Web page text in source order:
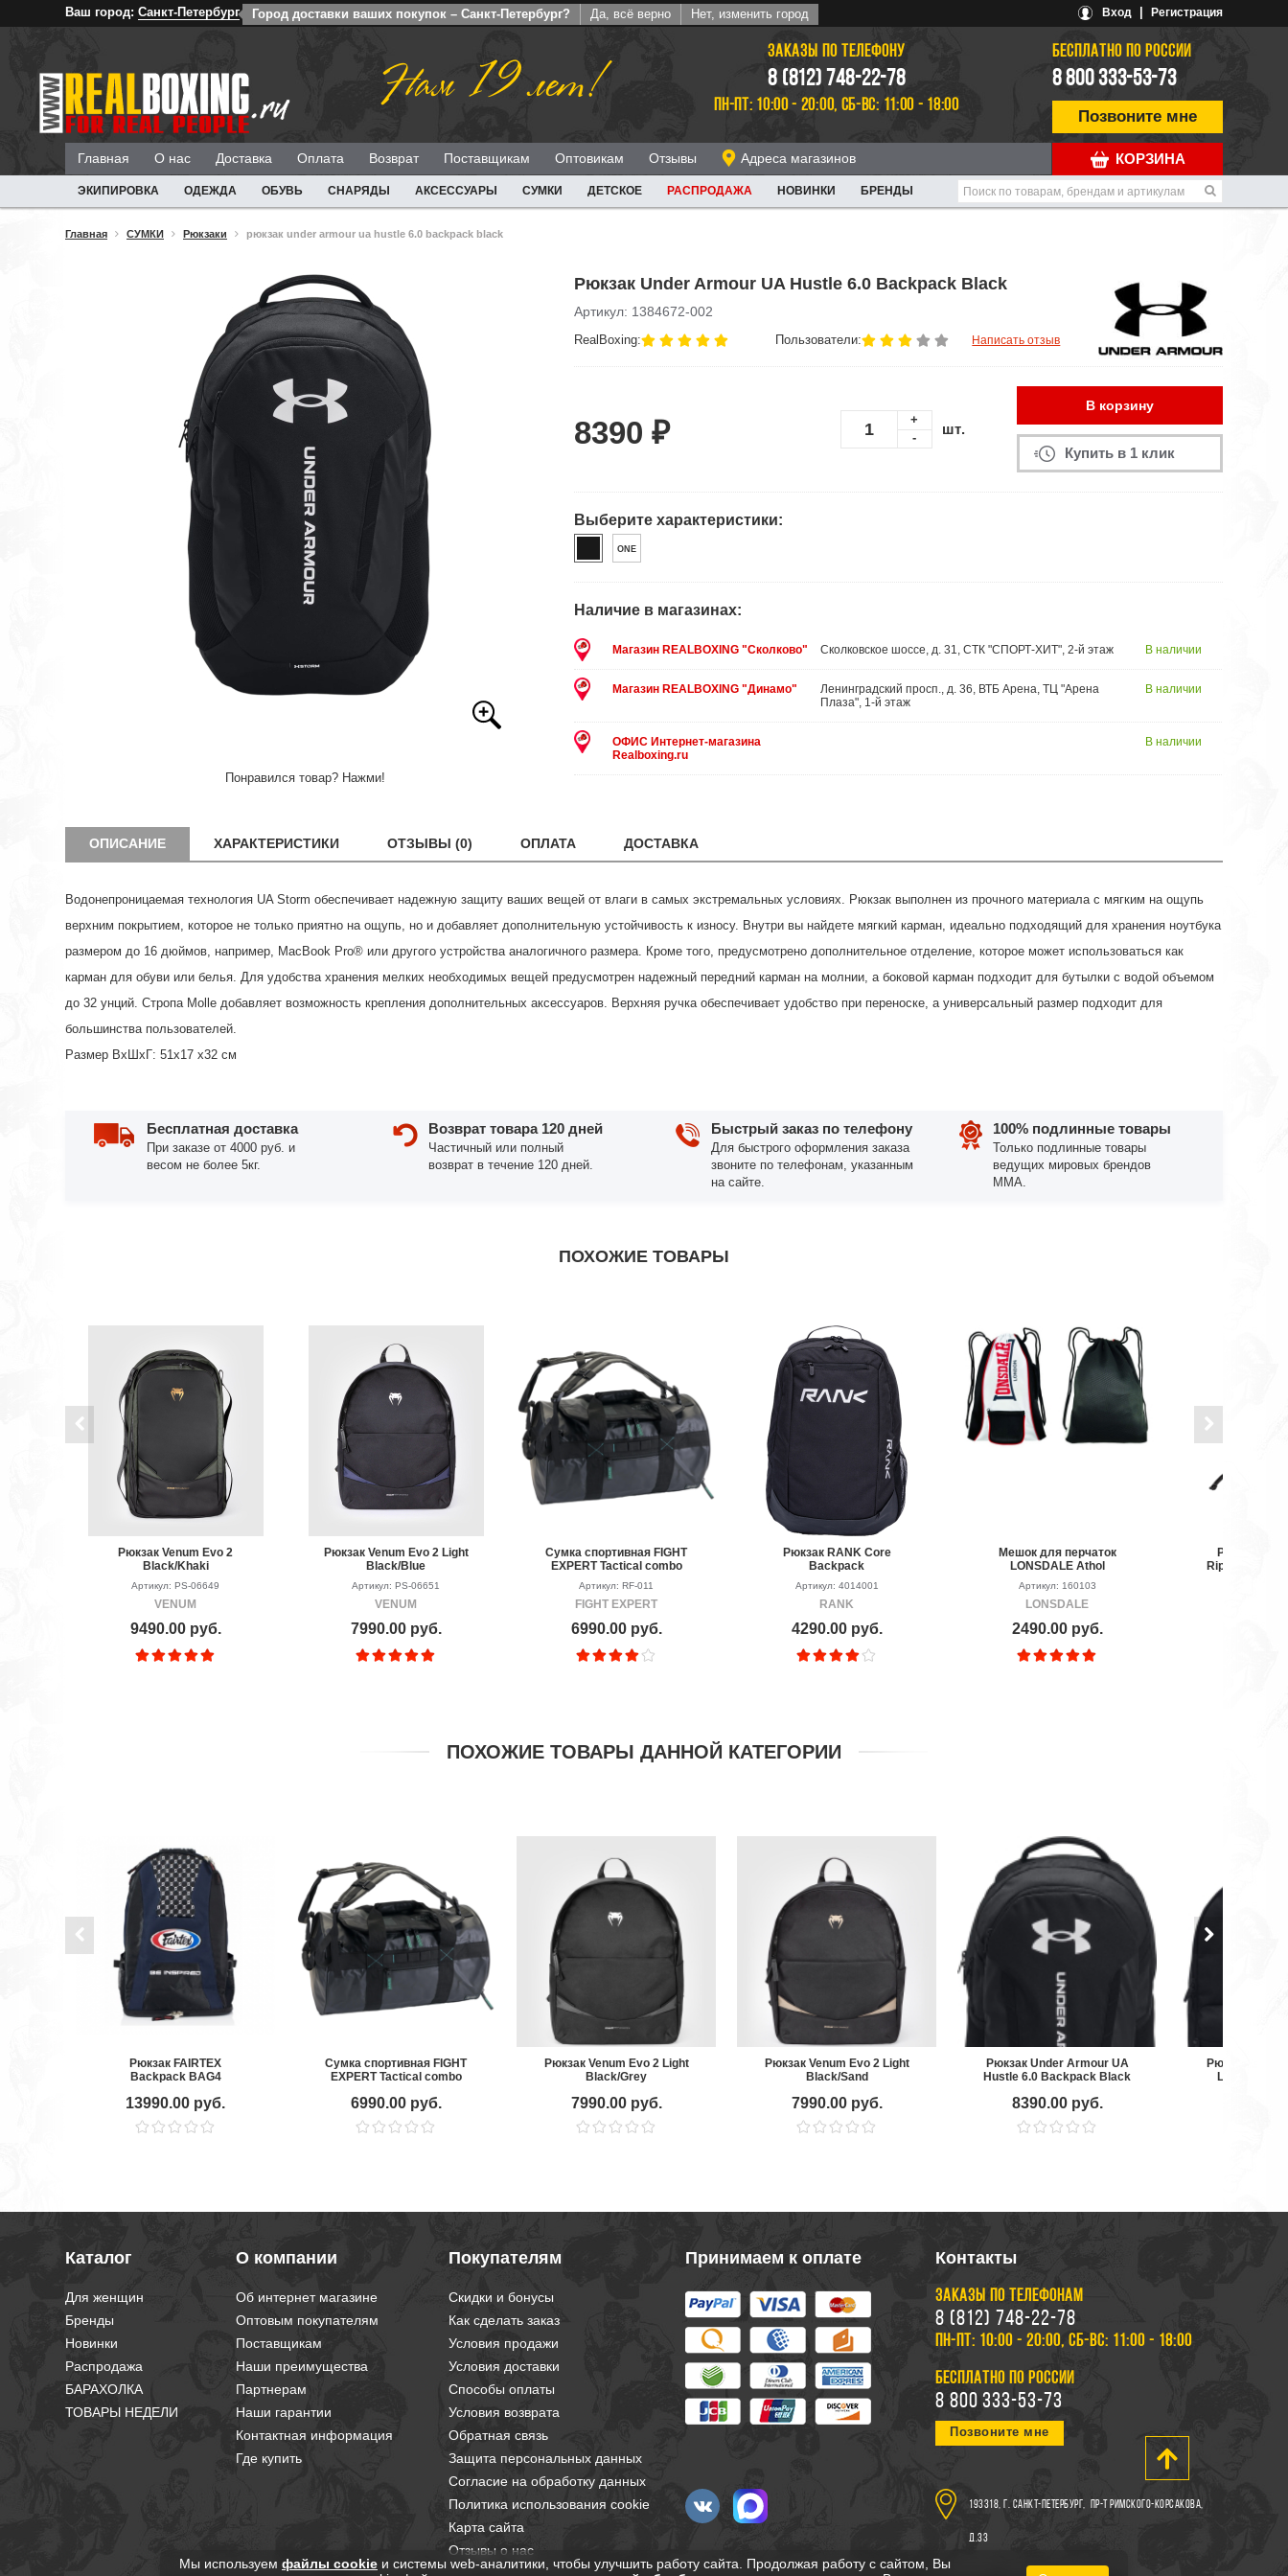
Ваш город: Санкт-Петербург Город доставки ваших покупок – Санкт-Петербург? Да, всё верно Нет, изменить город Вход Регистрация
Нам 19 лет! ЗАКАЗЫ ПО ТЕЛЕФОНУ
8 (812) 748-22-78
ПН-ПТ: 10:00 - 20:00, СБ-ВС: 11:00 - 18:00
БЕСПЛАТНО ПО РОССИИ
8 800 333-53-73
Позвоните мне
КОРЗИНА
Главная О нас Доставка Оплата Возврат Поставщикам Оптовикам Отзывы Адреса магазинов
ЭКИПИРОВКА ОДЕЖДА ОБУВЬ СНАРЯДЫ АКСЕССУАРЫ СУМКИ ДЕТСКОЕ РАСПРОДАЖА НОВИНКИ БРЕНДЫ
Главная СУМКИ Рюкзаки рюкзак under armour ua hustle 6.0 backpack black
Понравился товар? Нажми!
Рюкзак Under Armour UA Hustle 6.0 Backpack Black
Артикул: 1384672-002
RealBoxing: Пользователи: Написать отзыв
8390 ₽
+
-
шт.
В корзину
Купить в 1 клик
Выберите характеристики:
ONE
Наличие в магазинах:
Магазин REALBOXING "Сколково" Сколковское шоссе, д. 31, СТК "СПОРТ-ХИТ", 2-й этаж В наличии
Магазин REALBOXING "Динамо"
Ленинградский просп., д. 36, ВТБ Арена, ТЦ "Арена
Плаза", 1-й этаж
В наличии
ОФИС Интернет-магазина
Realboxing.ru
В наличии
ОПИСАНИЕ ХАРАКТЕРИСТИКИ ОТЗЫВЫ (0) ОПЛАТА ДОСТАВКА
Водонепроницаемая технология UA Storm обеспечивает надежную защиту ваших вещей от влаги в самых экстремальных условиях. Рюкзак выполнен из прочного материала с мягким на ощупь
верхним покрытием, которое не только приятно на ощупь, но и добавляет дополнительную устойчивость к износу. Внутри вы найдете мягкий карман, идеально подходящий для хранения ноутбука
размером до 16 дюймов, например, MacBook Pro® или другого устройства аналогичного размера. Кроме того, предусмотрено дополнительное отделение, которое может использоваться как
карман для обуви или белья. Для удобства хранения мелких необходимых вещей предусмотрен надежный передний карман на молнии, а боковой карман подходит для бутылки с водой объемом
до 32 унций. Стропа Molle добавляет возможность крепления дополнительных аксессуаров. Верхняя ручка обеспечивает удобство при переноске, а универсальный размер подходит для
большинства пользователей.
Размер ВхШхГ: 51х17 х32 см
Бесплатная доставка
При заказе от 4000 руб. и
весом не более 5кг.
Возврат товара 120 дней
Частичный или полный
возврат в течение 120 дней.
Быстрый заказ по телефону
Для быстрого оформления заказа
звоните по телефонам, указанным
на сайте.
100% подлинные товары
Только подлинные товары
ведущих мировых брендов
ММА.
ПОХОЖИЕ ТОВАРЫ
Рюкзак Venum Evo 2
Black/Khaki
Артикул: PS-06649
VENUM
9490.00 руб.
Рюкзак Venum Evo 2 Light
Black/Blue
Артикул: PS-06651
VENUM
7990.00 руб.
Сумка спортивная FIGHT
EXPERT Tactical combo
Артикул: RF-011
FIGHT EXPERT
6990.00 руб.
Рюкзак RANK Core
Backpack
Артикул: 4014001
RANK
4290.00 руб.
Мешок для перчаток
LONSDALE Athol
Артикул: 160103
LONSDALE
2490.00 руб.
Рюкзак
Ripstop Evo 2
ПОХОЖИЕ ТОВАРЫ ДАННОЙ КАТЕГОРИИ
Рюкзак FAIRTEX
Backpack BAG4
13990.00 руб.
Сумка спортивная FIGHT
EXPERT Tactical combo
6990.00 руб.
Рюкзак Venum Evo 2 Light
Black/Grey
7990.00 руб.
Рюкзак Venum Evo 2 Light
Black/Sand
7990.00 руб.
Рюкзак Under Armour UA
Hustle 6.0 Backpack Black
8390.00 руб.
Рюкзак
Loudon Lite
Каталог
Для женщин
Бренды
Новинки
Распродажа
БАРАХОЛКА
ТОВАРЫ НЕДЕЛИ
О компании
Об интернет магазине
Оптовым покупателям
Поставщикам
Наши преимущества
Партнерам
Наши гарантии
Контактная информация
Где купить
Покупателям
Скидки и бонусы
Как сделать заказ
Условия продажи
Условия доставки
Способы оплаты
Условия возврата
Обратная связь
Защита персональных данных
Согласие на обработку данных
Политика использования cookie
Карта сайта
Отзывы о нас
Принимаем к оплате Контакты
ЗАКАЗЫ ПО ТЕЛЕФОНАМ
8 (812) 748-22-78
ПН-ПТ: 10:00 - 20:00, СБ-ВС: 11:00 - 18:00
БЕСПЛАТНО ПО РОССИИ
8 800 333-53-73
Позвоните мне
193318, г. Санкт-Петербург, пр-т Римского-Корсакова,
д.33
Мы используем файлы cookie и системы web-аналитики, чтобы улучшить работу сайта. Продолжая работу с сайтом, Вы